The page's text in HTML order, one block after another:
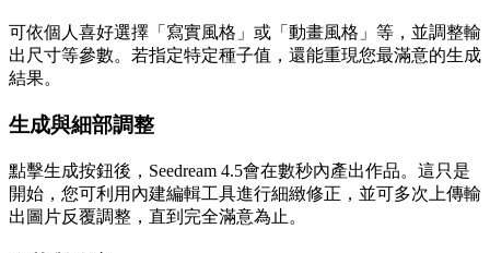
可依個人喜好選擇「寫實風格」或「動畫風格」等，並調整輸
出尺寸等參數。若指定特定種子值，還能重現您最滿意的生成
結果。
生成與細部調整
點擊生成按鈕後，Seedream 4.5會在數秒內產出作品。這只是
開始，您可利用內建編輯工具進行細緻修正，並可多次上傳輸
出圖片反覆調整，直到完全滿意為止。